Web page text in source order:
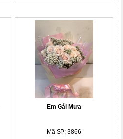
Em Gái Mưa
Mã SP: 3866